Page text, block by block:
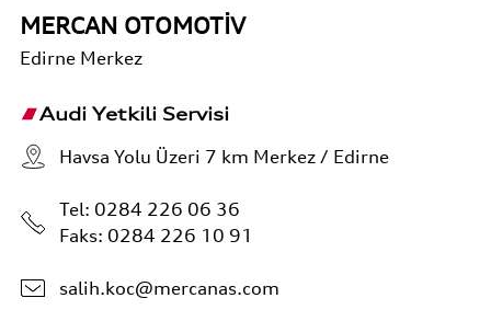
MERCAN OTOMOTİV
Edirne Merkez
Audi Yetkili Servisi
Havsa Yolu Üzeri 7 km Merkez / Edirne
Tel: 0284 226 06 36
Faks: 0284 226 10 91
salih.koc@mercanas.com